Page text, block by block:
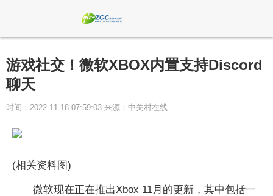
游戏社交！微软XBOX内置支持Discord
聊天
时间：2022-11-18 07:59:03 来源：中关村在线
(相关资料图)
微软现在正在推出Xbox 11月的更新，其中包括一